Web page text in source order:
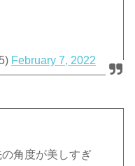
February 7, 2022
角度が美しすぎ